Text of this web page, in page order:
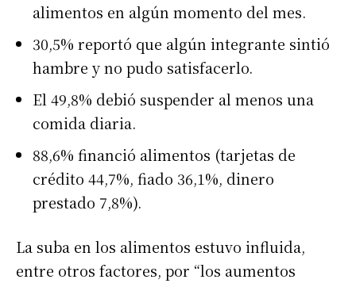
alimentos en algún momento del mes.
30,5% reportó que algún integrante sintió
hambre y no pudo satisfacerlo.
El 49,8% debió suspender al menos una
comida diaria.
88,6% financió alimentos (tarjetas de
crédito 44,7%, fiado 36,1%, dinero
prestado 7,8%).
La suba en los alimentos estuvo influida,
entre otros factores, por “los aumentos